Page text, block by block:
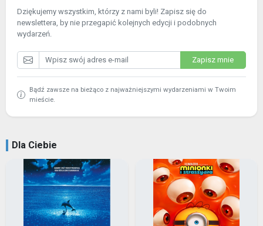
Dziękujemy wszystkim, którzy z nami byli! Zapisz się do
newslettera, by nie przegapić kolejnych edycji i podobnych
wydarzeń.
Zapisz mnie
Bądź zawsze na bieżąco z najważniejszymi wydarzeniami w Twoim
mieście.
Dla Ciebie